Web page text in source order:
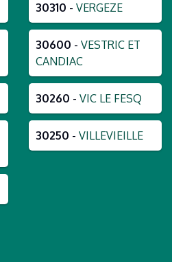
30310 - VERGEZE
30600 - VESTRIC ET
CANDIAC
30260 - VIC LE FESQ
30250 - VILLEVIEILLE